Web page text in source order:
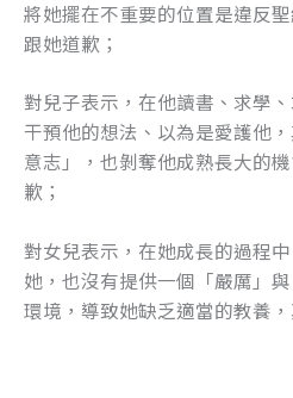
將她擺在不重要的位置是違反
跟她道歉；
對兒子表示，在他讀書、求學
干預他的想法、以為是愛護他
意志」，也剝奪他成熟長大的
歉；
對女兒表示，在她成長的過程
她，也沒有提供一個「嚴厲」
環境，導致她缺乏適當的教養